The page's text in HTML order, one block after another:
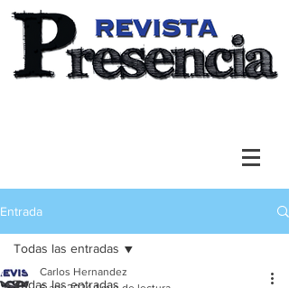
Entrada
Todas las entradas
Todas las entradas
Carlos Hernandez